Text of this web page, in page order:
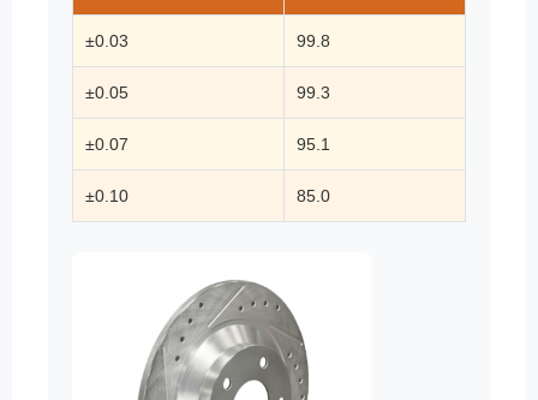
±0.03 99.8
±0.05 99.3
±0.07 95.1
±0.10 85.0